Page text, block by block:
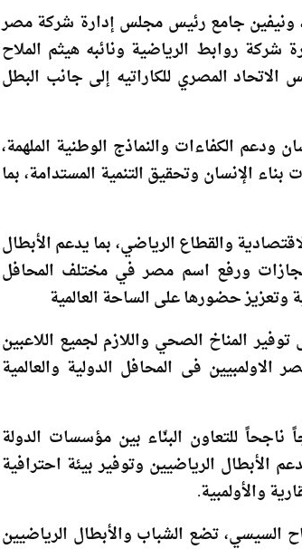
ونيفين جامع رئيس مجلس إدارة شركة مصر
شركة روابط الرياضية ونائبه هيثم الملاح
المصري للكاراتيه إلى جانب البطل
ودعم الكفاءات والنماذج الوطنية الملهمة،
الإنسان وتحقيق التنمية المستدامة، بما
والقطاع الرياضي، بما يدعم الأبطال
ورفع اسم مصر في مختلف المحافل
وتعزيز حضورها على الساحة العالمية
المناخ الصحي واللازم لجميع اللاعبين
فى المحافل الدولية والعالمية
للتعاون البنّاء بين مؤسسات الدولة
الأبطال الرياضيين وتوفير بيئة احترافية
والأولمبية.